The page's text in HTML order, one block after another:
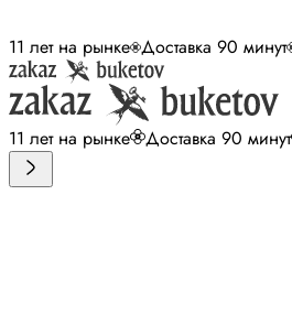
11 лет на рынке Доставка 90 минут
11 лет на рынке Доставка 90 минут